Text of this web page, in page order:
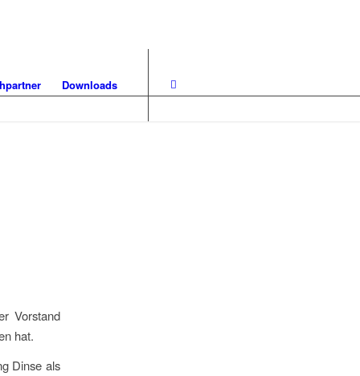
Downloads
Vorstand
hat.
Dinse als